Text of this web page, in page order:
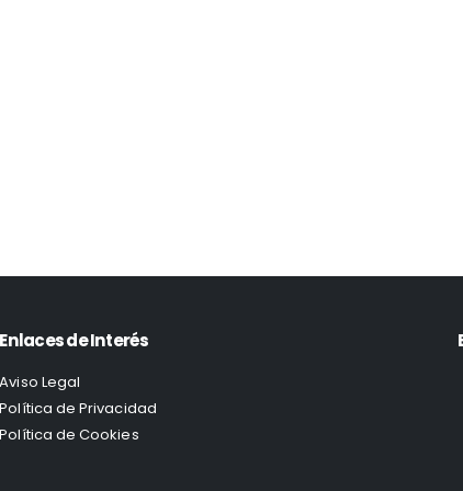
Enlaces de Interés
Aviso Legal
Política de Privacidad
Política de Cookies